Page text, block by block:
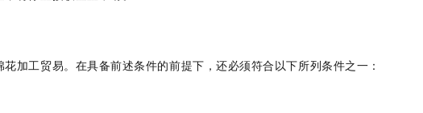
加工贸易。在具备前述条件的前提下，还必须符合以下所列条件之一：